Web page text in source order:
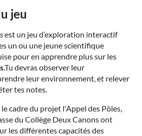
jeu
est un jeu d’exploration interactif
un ou une jeune scientifique
pour en apprendre plus sur les
.Tu devras observer leur
leur environnement, et relever
tes notes.
le cadre du projet l'Appel des Pôles,
du Collège Deux Canons ont
les différentes capacités des